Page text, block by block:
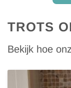
TROTS
Bekijk hoe